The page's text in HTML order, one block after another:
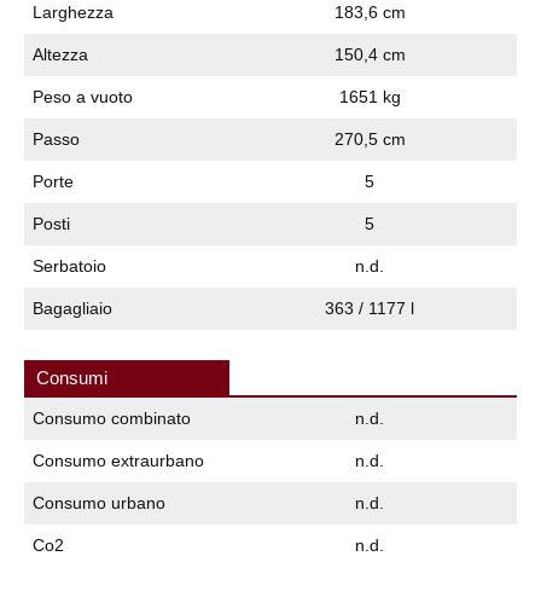
Larghezza 183,6 cm
Altezza 150,4 cm
Peso a vuoto 1651 kg
Passo 270,5 cm
Porte 5
Posti 5
Serbatoio n.d.
Bagagliaio 363 / 1177 l
Consumi
Consumo combinato n.d.
Consumo extraurbano n.d.
Consumo urbano n.d.
Co2 n.d.